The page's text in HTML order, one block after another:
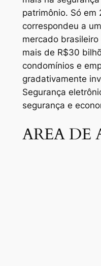
patrimônio. Só em
correspondeu a
mercado
mais de R$30
condomínios e
gradativamente
Segurança
segurança e
AREA DE